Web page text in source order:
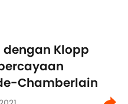
dengan Klopp
Chamberlain